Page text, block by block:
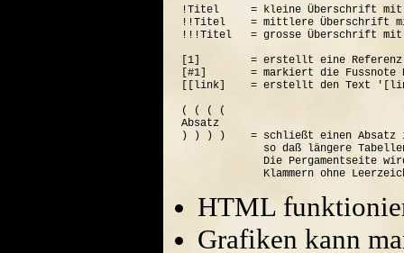
!Titel     = kleine Überschrift
!!Titel    = mittlere Überschrift
!!!Titel   = grosse Überschrift
[1]        = erstellt eine Referenz
[#1]       = markiert die Fussnote
[[link]    = erstellt den Text
( ( ( (
Absatz
) ) ) )    = schließt einen Absatz
so daß längere
Die Pergamentseite
HTML
Grafiken kann